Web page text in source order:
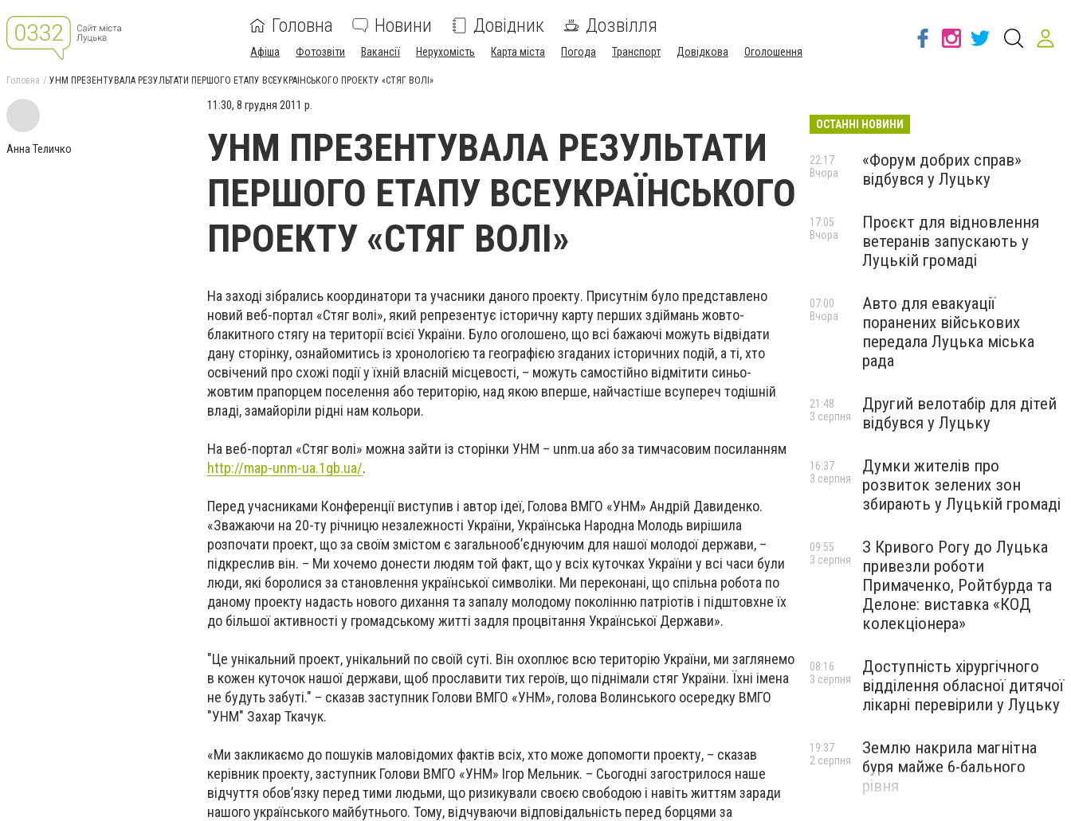
Головна Новини Довідник Дозвілля
Афіша Фотозвіти Вакансії Нерухомість Карта міста Погода Транспорт Довідкова Оголошення
Головна УНМ ПРЕЗЕНТУВАЛА РЕЗУЛЬТАТИ ПЕРШОГО ЕТАПУ ВСЕУКРАЇНСЬКОГО ПРОЕКТУ «СТЯГ ВОЛІ»
Анна Теличко
11:30, 8 грудня 2011 р.
УНМ ПРЕЗЕНТУВАЛА РЕЗУЛЬТАТИ
ПЕРШОГО ЕТАПУ ВСЕУКРАЇНСЬКОГО
ПРОЕКТУ «СТЯГ ВОЛІ»
На заході зібрались координатори та учасники даного проекту. Присутнім було представлено
новий веб-портал «Стяг волі», який репрезентує історичну карту перших здіймань жовто-
блакитного стягу на території всієї України. Було оголошено, що всі бажаючі можуть відвідати
дану сторінку, ознайомитись із хронологією та географією згаданих історичних подій, а ті, хто
освічений про схожі події у їхній власній місцевості, – можуть самостійно відмітити синьо-
жовтим прапорцем поселення або територію, над якою вперше, найчастіше всупереч тодішній
владі, замайоріли рідні нам кольори.
На веб-портал «Стяг волі» можна зайти із сторінки УНМ – unm.ua або за тимчасовим посиланням
http://map-unm-ua.1gb.ua/.
Перед учасниками Конференції виступив і автор ідеї, Голова ВМГО «УНМ» Андрій Давиденко.
«Зважаючи на 20-ту річницю незалежності України, Українська Народна Молодь вирішила
розпочати проект, що за своїм змістом є загальнооб’єднуючим для нашої молодої держави, –
підкреслив він. – Ми хочемо донести людям той факт, що у всіх куточках України у всі часи були
люди, які боролися за становлення української символіки. Ми переконані, що спільна робота по
даному проекту надасть нового дихання та запалу молодому поколінню патріотів і підштовхне їх
до більшої активності у громадському житті задля процвітання Української Держави».
"Це унікальний проект, унікальний по своїй суті. Він охоплює всю територію України, ми заглянемо
в кожен куточок нашої держави, щоб прославити тих героїв, що піднімали стяг України. Їхні імена
не будуть забуті." – сказав заступник Голови ВМГО «УНМ», голова Волинського осередку ВМГО
"УНМ" Захар Ткачук.
«Ми закликаємо до пошуків маловідомих фактів всіх, хто може допомогти проекту, – сказав
керівник проекту, заступник Голови ВМГО «УНМ» Ігор Мельник. – Сьогодні загострилося наше
відчуття обов’язку перед тими людьми, що ризикували своєю свободою і навіть життям заради
нашого українського майбутнього. Тому, відчуваючи відповідальність перед борцями за
ОСТАННІ НОВИНИ
«Форум добрих справ»
відбувся у Луцьку
22:17
Вчора
Проєкт для відновлення
ветеранів запускають у
Луцькій громаді
17:05
Вчора
Авто для евакуації
поранених військових
передала Луцька міська
рада
07:00
Вчора
Другий велотабір для дітей
відбувся у Луцьку
21:48
3 серпня
Думки жителів про
розвиток зелених зон
збирають у Луцькій громаді
16:37
3 серпня
З Кривого Рогу до Луцька
привезли роботи
Примаченко, Ройтбурда та
Делоне: виставка «КОД
колекціонера»
09:55
3 серпня
Доступність хірургічного
відділення обласної дитячої
лікарні перевірили у Луцьку
08:16
3 серпня
Землю накрила магнітна
буря майже 6-бального
рівня
19:37
2 серпня